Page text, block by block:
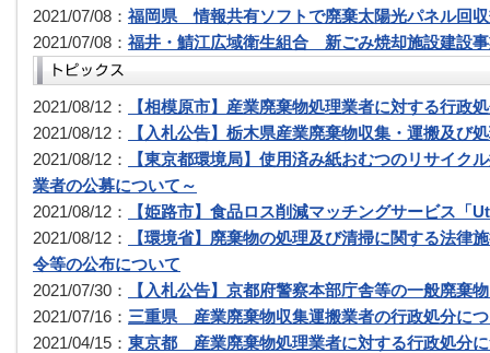
2021/07/08： 福岡県 情報共有ソフトで廃棄太陽光パネル回
2021/07/08： 福井・鯖江広域衛生組合 新ごみ焼却施設建設
2021/08/12：
【相模原市】産業廃棄物処理業者に対する行政
2021/08/12：
【入札公告】栃木県産業廃棄物収集・運搬及び
2021/08/12：
【東京都環境局】使用済み紙おむつのリサイク
業者の公募について～
2021/08/12：
【姫路市】食品ロス削減マッチングサービス「
2021/08/12：
【環境省】廃棄物の処理及び清掃に関する法律
令等の公布について
2021/07/30：
【入札公告】京都府警察本部庁舎等の一般廃棄
2021/07/16： 三重県 産業廃棄物収集運搬業者の行政処分に
2021/04/15： 東京都 産業廃棄物処理業者に対する行政処分